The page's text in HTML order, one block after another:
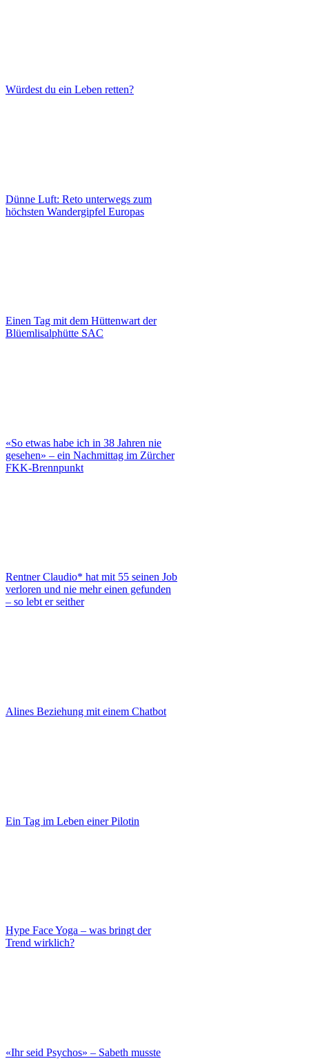
Würdest du ein Leben retten?
Dünne Luft: Reto unterwegs zum
höchsten Wandergipfel Europas
Einen Tag mit dem Hüttenwart der
Blüemlisalphütte SAC
«So etwas habe ich in 38 Jahren nie
gesehen» – ein Nachmittag im Zürcher
FKK-Brennpunkt
Rentner Claudio* hat mit 55 seinen Job
verloren und nie mehr einen gefunden
– so lebt er seither
Alines Beziehung mit einem Chatbot
Ein Tag im Leben einer Pilotin
Hype Face Yoga – was bringt der
Trend wirklich?
«Ihr seid Psychos» – Sabeth musste